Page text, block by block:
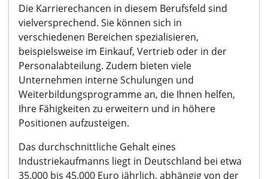
Die Karrierechancen in diesem Berufsfeld sind
vielversprechend. Sie können sich in
verschiedenen Bereichen spezialisieren,
beispielsweise im Einkauf, Vertrieb oder in der
Personalabteilung. Zudem bieten viele
Unternehmen interne Schulungen und
Weiterbildungsprogramme an, die Ihnen helfen,
Ihre Fähigkeiten zu erweitern und in höhere
Positionen aufzusteigen.
Das durchschnittliche Gehalt eines
Industriekaufmanns liegt in Deutschland bei etwa
35.000 bis 45.000 Euro jährlich, abhängig von der